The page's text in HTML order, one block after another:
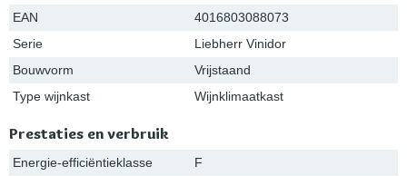
EAN
4016803088073
Serie
Liebherr Vinidor
Bouwvorm
Vrijstaand
Type wijnkast
Wijnklimaatkast
Prestaties en verbruik
Energie-efficiëntieklasse
F